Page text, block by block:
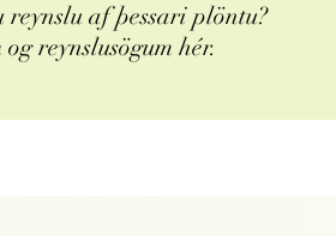
af þessari plöntu?
reynslusögum hér.